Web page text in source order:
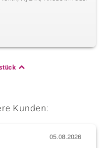
Kunden:
05.08.2026